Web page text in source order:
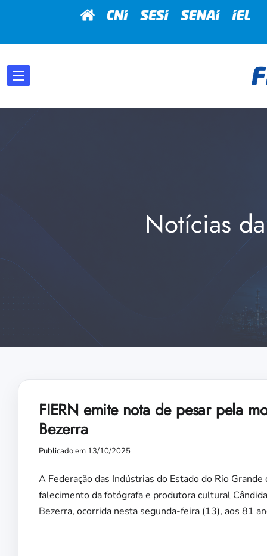
Notícias
FIERN emite nota de pesar pela
Bezerra
Publicado em 13/10/2025
A Federação das Indústrias do Estado do Rio
falecimento da fotógrafa e produtora cultural
Bezerra, ocorrida nesta segunda-feira (13), aos 81